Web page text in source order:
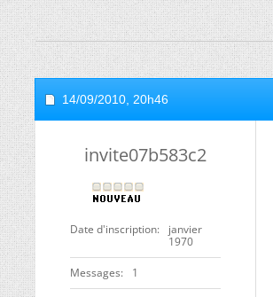
14/09/2010, 20h46
invite07b583c2
Date d'inscription
janvier
1970
Messages 1